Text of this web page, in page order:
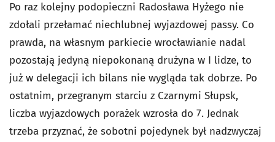
Po raz kolejny podopieczni Radosława Hyżego nie
zdołali przełamać niechlubnej wyjazdowej passy. Co
prawda, na własnym parkiecie wrocławianie nadal
pozostają jedyną niepokonaną drużyna w I lidze, to
już w delegacji ich bilans nie wygląda tak dobrze. Po
ostatnim, przegranym starciu z Czarnymi Słupsk,
liczba wyjazdowych porażek wzrosła do 7. Jednak
trzeba przyznać, że sobotni pojedynek był nadzwyczaj